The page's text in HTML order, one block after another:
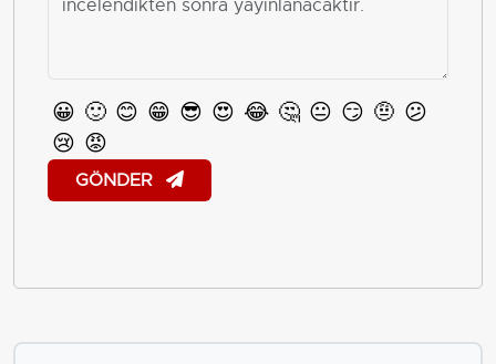
😀 🙂 😊 😁 😎 😍 😂 🤔 😐 😏 🤨 😕
😢 😡
GÖNDER